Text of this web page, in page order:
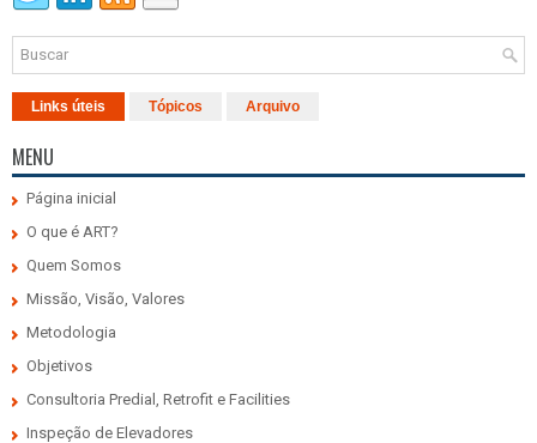
Links úteis Tópicos Arquivo
MENU
Página inicial
O que é ART?
Quem Somos
Missão, Visão, Valores
Metodologia
Objetivos
Consultoria Predial, Retrofit e Facilities
Inspeção de Elevadores